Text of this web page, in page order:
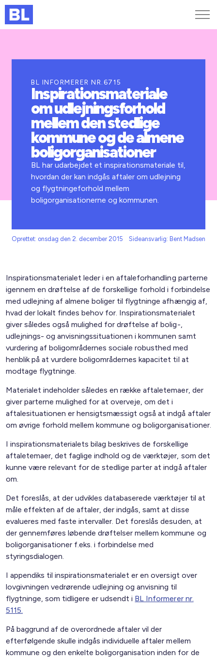
Kurser og arrangementer
Jobportalen
BL INFORMERER NR.6715
Inspirationsmateriale
om udlejningsforhold
mellem den stedlige
kommune og de almene
boligorganisationer
BL har udarbejdet et inspirationsmateriale til,
hvordan der kan indgås aftaler om udlejning
og flygtningeforhold mellem
boligorganisationerne og kommunen.
Oprettet: onsdag den 2. december 2015 Sideansvarlig: Bent Madsen
Inspirationsmaterialet leder i en aftaleforhandling parterne
igennem en drøftelse af de forskellige forhold i forbindelse
med udlejning af almene boliger til flygtninge afhængig af,
hvad der lokalt findes behov for. Inspirationsmaterialet
giver således også mulighed for drøftelse af bolig-,
udlejnings- og anvisningssituationen i kommunen samt
vurdering af boligområdernes sociale robusthed med
henblik på at vurdere boligområdernes kapacitet til at
modtage flygtninge.
Materialet indeholder således en række aftaletemaer, der
giver parterne mulighed for at overveje, om det i
aftalesituationen er hensigtsmæssigt også at indgå aftaler
om øvrige forhold mellem kommune og boligorganisationer.
I inspirationsmaterialets bilag beskrives de forskellige
aftaletemaer, det faglige indhold og de værktøjer, som det
kunne være relevant for de stedlige parter at indgå aftaler
om.
Det foreslås, at der udvikles databaserede værktøjer til at
måle effekten af de aftaler, der indgås, samt at disse
evalueres med faste intervaller. Det foreslås desuden, at
der gennemføres løbende drøftelser mellem kommune og
boligorganisationer f.eks. i forbindelse med
styringsdialogen.
I appendiks til inspirationsmaterialet er en oversigt over
lovgivningen vedrørende udlejning og anvisning til
flygtninge, som tidligere er udsendt i BL Informerer nr.
5115.
På baggrund af de overordnede aftaler vil der
efterfølgende skulle indgås individuelle aftaler mellem
kommune og den enkelte boligorganisation inden for de